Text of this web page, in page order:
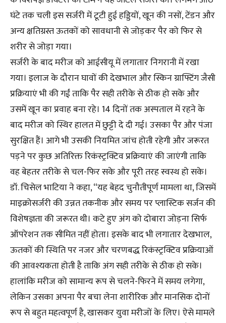
घंटे तक चली इस सर्जरी में टूटी हुई हड्डियों, खून की नसों, टेंडन और
अन्य क्षतिग्रस्त ऊतकों को सावधानी से जोड़कर पैर को फिर से
शरीर से जोड़ा गया।
सर्जरी के बाद मरीज को आईसीयू में लगातार निगरानी में रखा
गया। इलाज के दौरान घावों की देखभाल और स्किन ग्राफ्टिंग जैसी
प्रक्रियाएं भी की गईं ताकि पैर सही तरीके से ठीक हो सके और
उसमें खून का प्रवाह बना रहे। 14 दिनों तक अस्पताल में रहने के
बाद मरीज को स्थिर हालत में छुट्टी दे दी गई। उसका पैर और पंजा
सुरक्षित हैं। आगे भी उसकी नियमित जांच होती रहेगी और जरूरत
पड़ने पर कुछ अतिरिक्त रिकंस्ट्रक्टिव प्रक्रियाएं की जाएंगी ताकि
वह बेहतर तरीके से चल-फिर सके और पूरी तरह स्वस्थ हो सके।
डॉ. चिसेल भाटिया ने कहा, “यह बेहद चुनौतीपूर्ण मामला था, जिसमें
माइक्रोसर्जरी की उन्नत तकनीक और समय पर प्लास्टिक सर्जन की
विशेषज्ञता की जरूरत थी। कटे हुए अंग को दोबारा जोड़ना सिर्फ
ऑपरेशन तक सीमित नहीं होता। इसके बाद भी लगातार देखभाल,
ऊतकों की स्थिति पर नजर और चरणबद्ध रिकंस्ट्रक्टिव प्रक्रियाओं
की आवश्यकता होती है ताकि अंग सही तरीके से ठीक हो सके।
हालांकि मरीज को सामान्य रूप से चलने-फिरने में समय लगेगा,
लेकिन उसका अपना पैर बचा लेना शारीरिक और मानसिक दोनों
रूप से बहुत महत्वपूर्ण है, खासकर युवा मरीजों के लिए। ऐसे मामले